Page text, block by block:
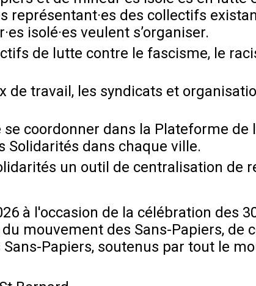
représentant·es des collectifs
isolé·es veulent s’organiser.
de lutte contre le fascisme, le
de travail, les syndicats et
coordonner dans la Plateforme de
Solidarités dans chaque ville.
un outil de centralisation de
à l'occasion de la célébration des
mouvement des Sans-Papiers, de
Papiers, soutenus par tout le